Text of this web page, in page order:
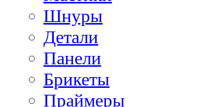
Шнуры
Детали
Панели
Брикеты
Праймеры